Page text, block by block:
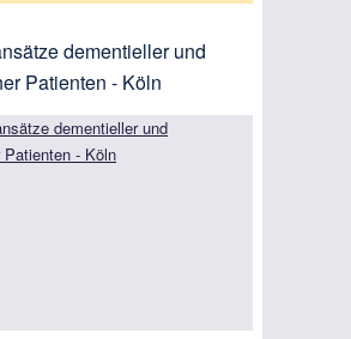
dementieller und
Patienten - Köln